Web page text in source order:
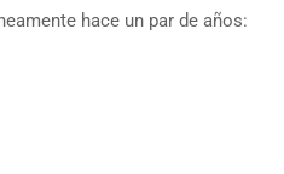
hace un par de años: